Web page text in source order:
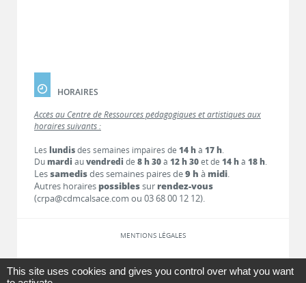
HORAIRES
Accès au Centre de Ressources pédagogiques et artistiques aux
horaires suivants :
Les lundisdes semaines impaires de 14 hà 17 h.
Dumardi auvendredi de 8 h 30à 12 h 30et de 14 hà 18 h.
Lessamedisdes semaines paires de9 h à midi.
Autres horaires possiblessur rendez-vous
(crpa@cdmcalsace.com ou 03 68 00 12 12).
MENTIONS LÉGALES
LIENS
This site uses cookies and gives you control over what you want